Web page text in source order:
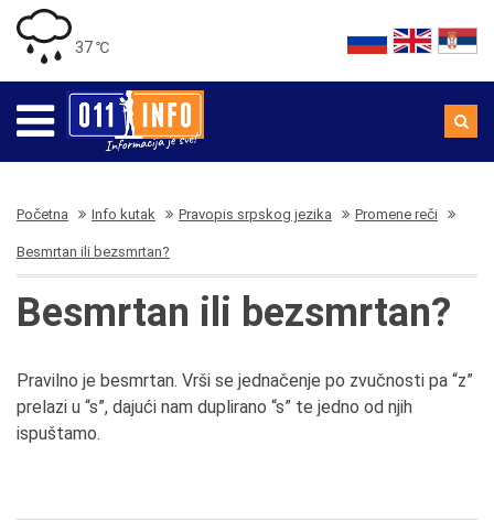
37 ℃
Početna Info kutak Pravopis srpskog jezika Promene reči
Besmrtan ili bezsmrtan?
Besmrtan ili bezsmrtan?
Pravilno je besmrtan. Vrši se jednačenje po zvučnosti pa “z”
prelazi u “s”, dajući nam duplirano “s” te jedno od njih
ispuštamo.